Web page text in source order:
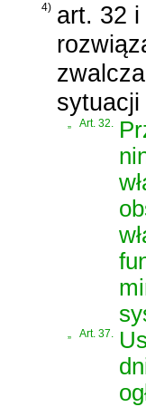
4) art. 32
„ Art. 32.
„ Art. 37.